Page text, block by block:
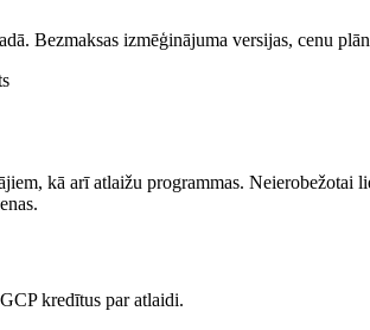
Bezmaksas izmēģinājuma versijas, cenu
kā arī atlaižu programmas.
kredītus par atlaidi.